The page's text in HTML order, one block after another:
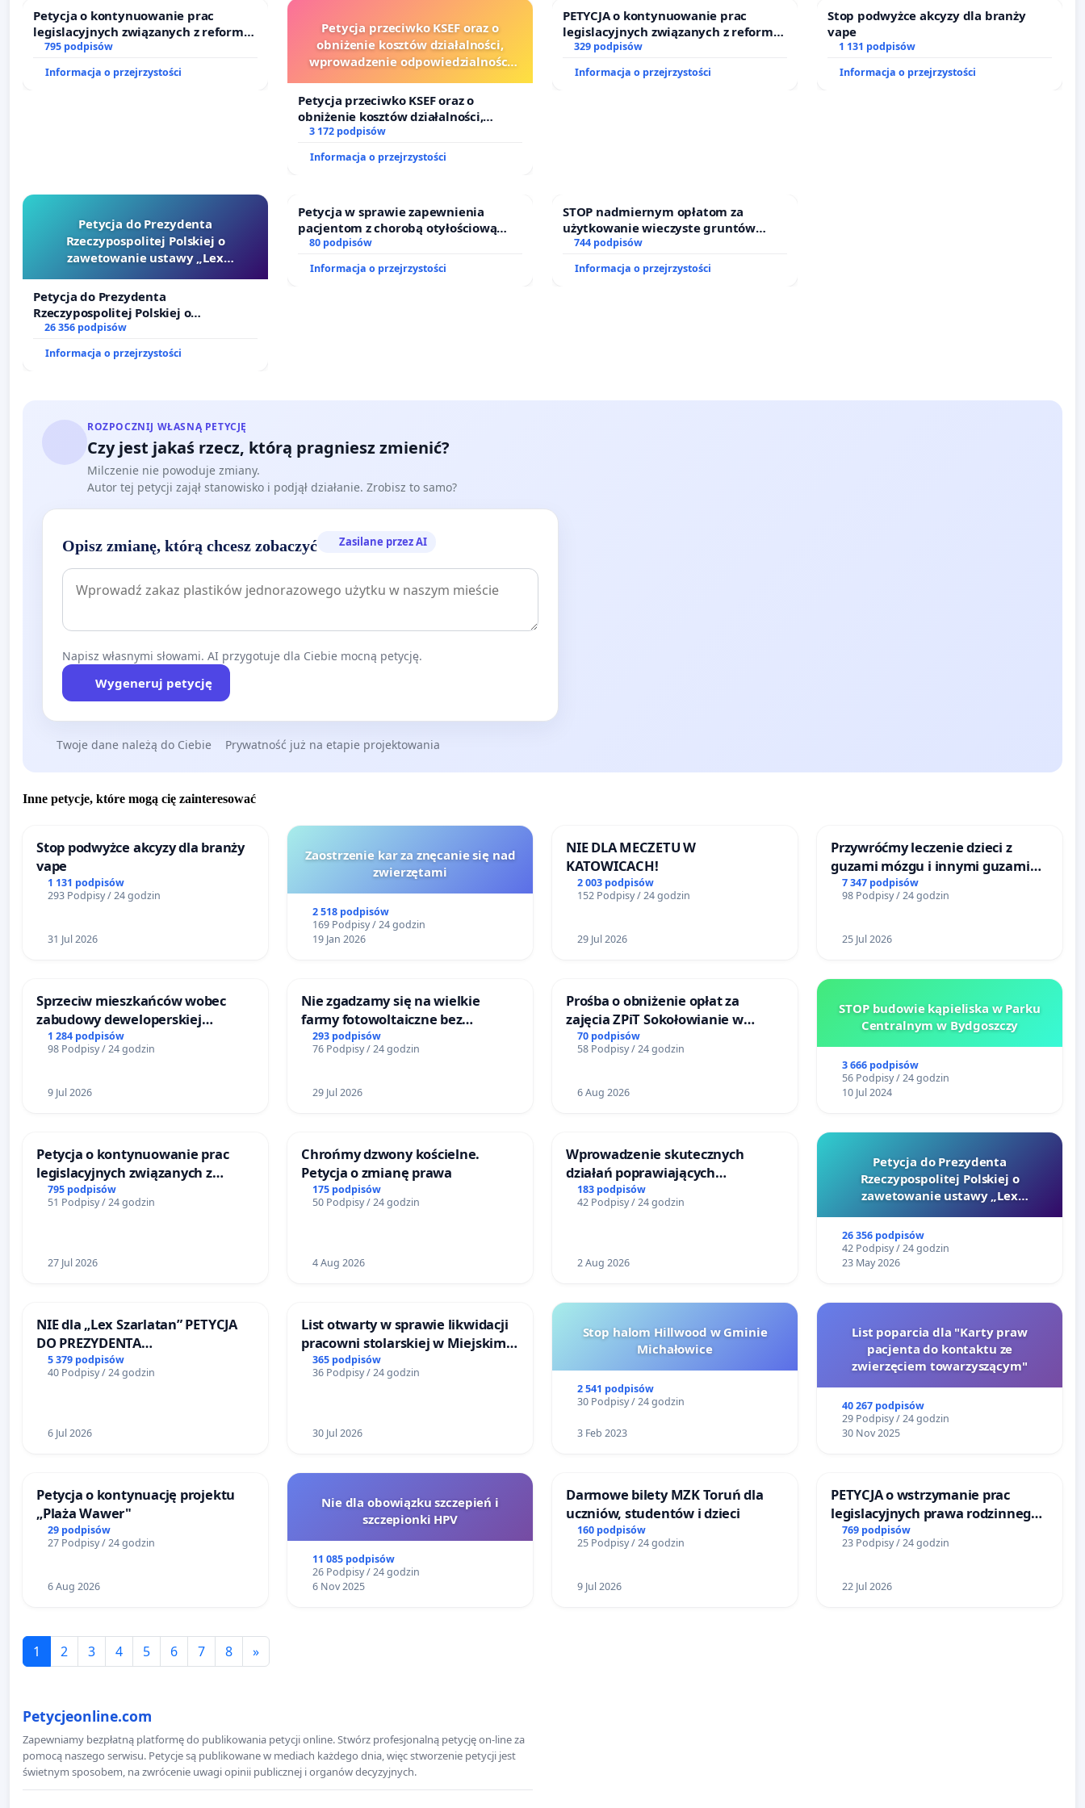
Petycja o kontynuowanie prac
legislacyjnych związanych z reformą
prawa rodzinnego
795 podpisów
Informacja o przejrzystości
Petycja przeciwko KSEF oraz o
obniżenie kosztów działalności,
wprowadzenie odpowiedzialności
sędziów
Petycja przeciwko KSEF oraz o
obniżenie kosztów działalności,
wprowadzenie odpowiedzialności
sędziów
3 172 podpisów
Informacja o przejrzystości
PETYCJA o kontynuowanie prac
legislacyjnych związanych z reformą
prawa rodzinnego
329 podpisów
Informacja o przejrzystości
Stop podwyżce akcyzy dla branży
vape
1 131 podpisów
Informacja o przejrzystości
Petycja do Prezydenta
Rzeczypospolitej Polskiej o
zawetowanie ustawy „Lex
Petycja do Prezydenta
Rzeczypospolitej Polskiej o
zawetowanie ustawy „Lex Szarlatan”
26 356 podpisów
Informacja o przejrzystości
Petycja w sprawie zapewnienia
pacjentom z chorobą otyłościową
dostępu do kompleksowego leczenia
80 podpisów
Informacja o przejrzystości
STOP nadmiernym opłatom za
użytkowanie wieczyste gruntów
zajmowanych przez rodzinne ogrody
744 podpisów
Informacja o przejrzystości
ROZPOCZNIJ WŁASNĄ PETYCJĘ
Czy jest jakaś rzecz, którą pragniesz zmienić?
Milczenie nie powoduje zmiany.
Autor tej petycji zajął stanowisko i podjął działanie. Zrobisz to samo?
Opisz zmianę, którą chcesz zobaczyć Zasilane przez AI
Napisz własnymi słowami. AI przygotuje dla Ciebie mocną petycję.
Wygeneruj petycję
Twoje dane należą do Ciebie Prywatność już na etapie projektowania
Inne petycje, które mogą cię zainteresować
Stop podwyżce akcyzy dla branży
vape
1 131 podpisów
293 Podpisy / 24 godzin
31 Jul 2026
Zaostrzenie kar za znęcanie się nad
zwierzętami
2 518 podpisów
169 Podpisy / 24 godzin
19 Jan 2026
NIE DLA MECZETU W
KATOWICACH!
2 003 podpisów
152 Podpisy / 24 godzin
29 Jul 2026
Przywróćmy leczenie dzieci z
guzami mózgu i innymi guzami
litymi do Górnośląskiego
Centrum Zdrowia Dziecka w
7 347 podpisów
98 Podpisy / 24 godzin
25 Jul 2026
Sprzeciw mieszkańców wobec
zabudowy deweloperskiej
terenow zielonych w rejonie
Bulwarów Straceńskich w Bielsku-
1 284 podpisów
98 Podpisy / 24 godzin
9 Jul 2026
Nie zgadzamy się na wielkie
farmy fotowoltaiczne bez
rzetelnych analiz i akceptacji
mieszkańców
293 podpisów
76 Podpisy / 24 godzin
29 Jul 2026
Prośba o obniżenie opłat za
zajęcia ZPiT Sokołowianie w
Sokołowskim Ośrodku Kultury
70 podpisów
58 Podpisy / 24 godzin
6 Aug 2026
STOP budowie kąpieliska w Parku
Centralnym w Bydgoszczy
3 666 podpisów
56 Podpisy / 24 godzin
10 Jul 2024
Petycja o kontynuowanie prac
legislacyjnych związanych z
reformą prawa rodzinnego
795 podpisów
51 Podpisy / 24 godzin
27 Jul 2026
Chrońmy dzwony kościelne.
Petycja o zmianę prawa
175 podpisów
50 Podpisy / 24 godzin
4 Aug 2026
Wprowadzenie skutecznych
działań poprawiających
bezpieczeństwo na ulicy
Żeromskiego w Otwocku
183 podpisów
42 Podpisy / 24 godzin
2 Aug 2026
Petycja do Prezydenta
Rzeczypospolitej Polskiej o
zawetowanie ustawy „Lex
26 356 podpisów
42 Podpisy / 24 godzin
23 May 2026
NIE dla „Lex Szarlatan” PETYCJA
DO PREZYDENTA
RZECZYPOSPOLITEJ POLSKIEJ
5 379 podpisów
40 Podpisy / 24 godzin
6 Jul 2026
List otwarty w sprawie likwidacji
pracowni stolarskiej w Miejskim
Teatrze Miniatura w Gdańsku
365 podpisów
36 Podpisy / 24 godzin
30 Jul 2026
Stop halom Hillwood w Gminie
Michałowice
2 541 podpisów
30 Podpisy / 24 godzin
3 Feb 2023
List poparcia dla "Karty praw
pacjenta do kontaktu ze
zwierzęciem towarzyszącym"
40 267 podpisów
29 Podpisy / 24 godzin
30 Nov 2025
Petycja o kontynuację projektu
„Plaża Wawer"
29 podpisów
27 Podpisy / 24 godzin
6 Aug 2026
Nie dla obowiązku szczepień i
szczepionki HPV
11 085 podpisów
26 Podpisy / 24 godzin
6 Nov 2025
Darmowe bilety MZK Toruń dla
uczniów, studentów i dzieci
160 podpisów
25 Podpisy / 24 godzin
9 Jul 2026
PETYCJA o wstrzymanie prac
legislacyjnych prawa rodzinnego
narażających ofiary przemocy
769 podpisów
23 Podpisy / 24 godzin
22 Jul 2026
1 2 3 4 5 6 7 8 »
Petycjeonline.com
Zapewniamy bezpłatną platformę do publikowania petycji online. Stwórz profesjonalną petycję on-line za
pomocą naszego serwisu. Petycje są publikowane w mediach każdego dnia, więc stworzenie petycji jest
świetnym sposobem, na zwrócenie uwagi opinii publicznej i organów decyzyjnych.